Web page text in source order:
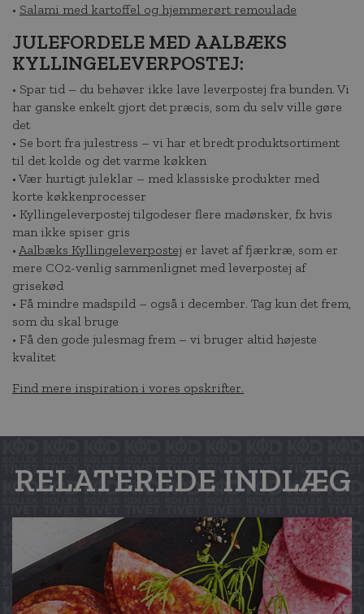
• Salami med kartoffel og hjemmerørt remoulade
JULEFORDELE MED AALBÆKS
KYLLINGELEVERPOSTEJ:
• Spar tid – du behøver ikke lave leverpostej fra bunden. Vi
har ganske enkelt gjort det præcis, som du selv ville gøre
det
• Se bort fra julestress – vi har et bredt produktsortiment
til det kolde og det varme køkken
• Vær hurtigt juleklar – med klassiske produkter med
korte køkkenprocesser
• Kyllingeleverpostej tilgodeser flere madønsker, fx hvis
man ikke spiser gris
• Aalbæks Kyllingeleverpostej er lavet af fjærkræ, som er
mere CO2-venlig sammenlignet med leverpostej af
grisekød
• Få mindre madspild – også i december. Tag kun det frem,
som du skal bruge
• Få den gode julesmag frem – vi bruger altid højeste
kvalitet
Find mere inspiration i vores opskrifter.
RELATEREDE INDLÆG